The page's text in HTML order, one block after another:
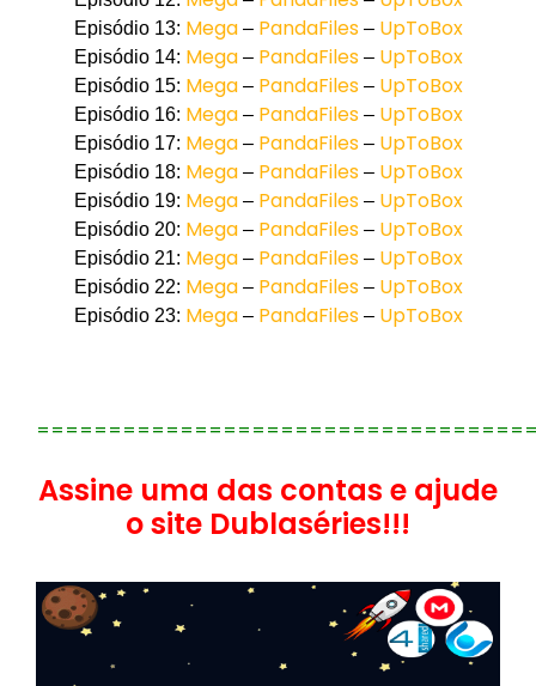
Episódio 13: Mega– PandaFiles– UpToBox
Episódio 14: Mega– PandaFiles– UpToBox
Episódio 15: Mega– PandaFiles– UpToBox
Episódio 16: Mega– PandaFiles– UpToBox
Episódio 17: Mega– PandaFiles– UpToBox
Episódio 18: Mega– PandaFiles– UpToBox
Episódio 19: Mega– PandaFiles– UpToBox
Episódio 20: Mega– PandaFiles– UpToBox
Episódio 21: Mega– PandaFiles– UpToBox
Episódio 22: Mega– PandaFiles– UpToBox
Episódio 23: Mega– PandaFiles– UpToBox
Assine uma das contas e ajude
o site Dublaséries!!!